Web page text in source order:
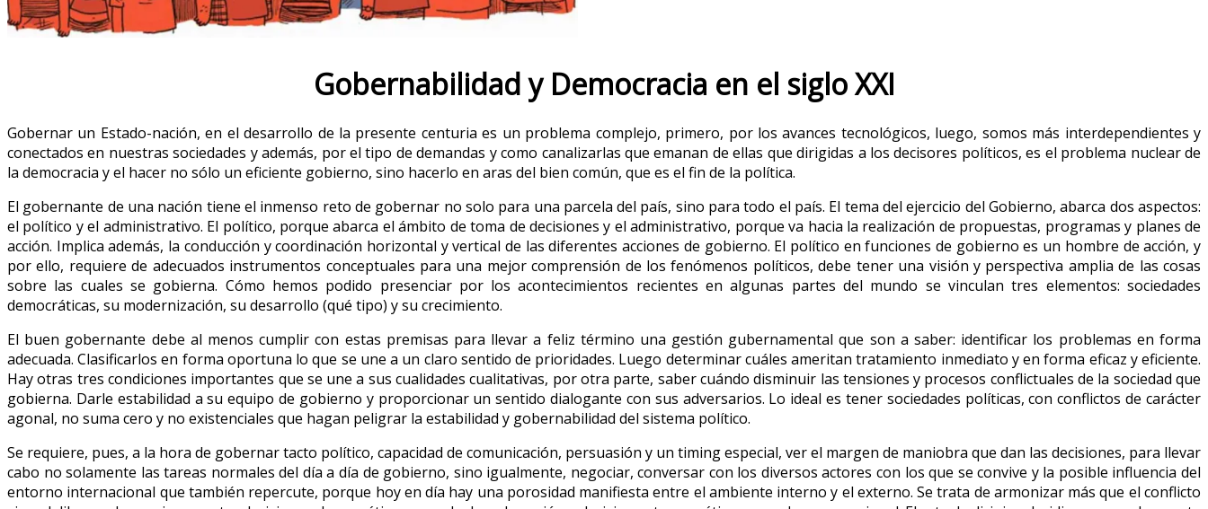
Gobernabilidad y Democracia en el siglo XXI
Gobernar un Estado-nación, en el desarrollo de la presente centuria es un problema complejo, primero, por los avances tecnológicos, luego, somos más interdependientes y
conectados en nuestras sociedades y además, por el tipo de demandas y como canalizarlas que emanan de ellas que dirigidas a los decisores políticos, es el problema nuclear de
la democracia y el hacer no sólo un eficiente gobierno, sino hacerlo en aras del bien común, que es el fin de la política.
El gobernante de una nación tiene el inmenso reto de gobernar no solo para una parcela del país, sino para todo el país. El tema del ejercicio del Gobierno, abarca dos aspectos:
el político y el administrativo. El político, porque abarca el ámbito de toma de decisiones y el administrativo, porque va hacia la realización de propuestas, programas y planes de
acción. Implica además, la conducción y coordinación horizontal y vertical de las diferentes acciones de gobierno. El político en funciones de gobierno es un hombre de acción, y
por ello, requiere de adecuados instrumentos conceptuales para una mejor comprensión de los fenómenos políticos, debe tener una visión y perspectiva amplia de las cosas
sobre las cuales se gobierna. Cómo hemos podido presenciar por los acontecimientos recientes en algunas partes del mundo se vinculan tres elementos: sociedades
democráticas, su modernización, su desarrollo (qué tipo) y su crecimiento.
El buen gobernante debe al menos cumplir con estas premisas para llevar a feliz término una gestión gubernamental que son a saber: identificar los problemas en forma
adecuada. Clasificarlos en forma oportuna lo que se une a un claro sentido de prioridades. Luego determinar cuáles ameritan tratamiento inmediato y en forma eficaz y eficiente.
Hay otras tres condiciones importantes que se une a sus cualidades cualitativas, por otra parte, saber cuándo disminuir las tensiones y procesos conflictuales de la sociedad que
gobierna. Darle estabilidad a su equipo de gobierno y proporcionar un sentido dialogante con sus adversarios. Lo ideal es tener sociedades políticas, con conflictos de carácter
agonal, no suma cero y no existenciales que hagan peligrar la estabilidad y gobernabilidad del sistema político.
Se requiere, pues, a la hora de gobernar tacto político, capacidad de comunicación, persuasión y un timing especial, ver el margen de maniobra que dan las decisiones, para llevar
cabo no solamente las tareas normales del día a día de gobierno, sino igualmente, negociar, conversar con los diversos actores con los que se convive y la posible influencia del
entorno internacional que también repercute, porque hoy en día hay una porosidad manifiesta entre el ambiente interno y el externo. Se trata de armonizar más que el conflicto